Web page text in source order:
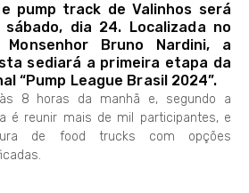
pump track de Valinhos será
dia 24. Localizada no
Monsenhor Bruno Nardini, a
sediará a primeira etapa da
“Pump League Brasil 2024”.
8 horas da manhã e, segundo a
é reunir mais de mil participantes, e
de food trucks com opções